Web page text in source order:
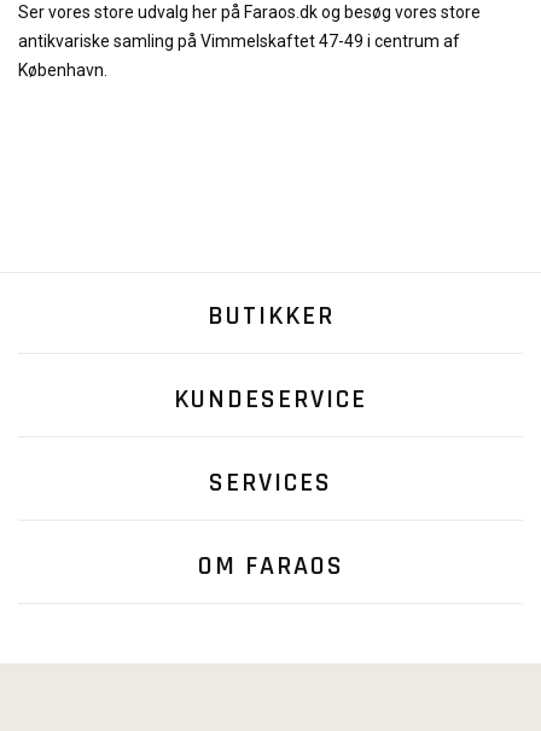
Ser vores store udvalg her på Faraos.dk og besøg vores store
antikvariske samling på Vimmelskaftet 47-49 i centrum af
København.
BUTIKKER
KUNDESERVICE
SERVICES
OM FARAOS